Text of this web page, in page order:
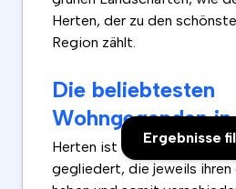
Ergebnisse
Herten, der zu den
Region zählt.
Die beliebtesten
Wohngegenden
Herten ist in verschiedene
gegliedert, die jeweils ihren